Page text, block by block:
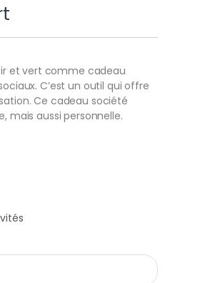
et vert comme cadeau
C’est un outil qui offre
Ce cadeau société
mais aussi personnelle.